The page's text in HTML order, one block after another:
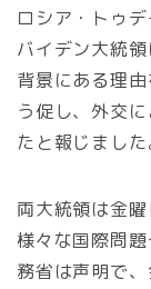
ロシア・トゥ
バイデン大統
背景にある理
う促し、外交
たと報じました
両大統領は金
様々な国際問
務省は声明で